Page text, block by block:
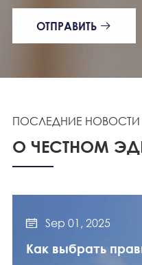
ОТПРАВИТЬ 
ПОСЛЕДНИЕ НОВОСТИ
О ЧЕСТНОМ
 Sep 01, 2025
Как выбрать